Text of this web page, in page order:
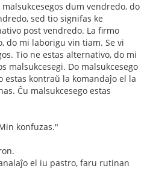
dum vendredo, do
sed tio signifas ke
post vendredo. La firmo
do mi laborigu vin tiam. Se vi
Tio ne estas alternativo, do mi
malsukcesegi. Do malsukcesego
estas kontraŭ la komandaĵo el la
Ĉu malsukcesego estas
konfuzas."
el iu pastro, faru rutinan